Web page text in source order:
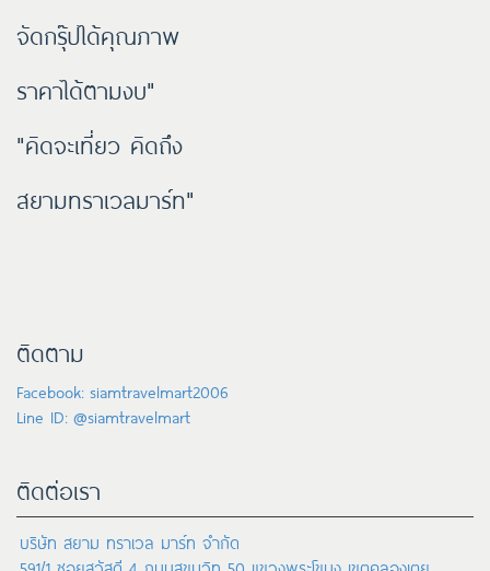
จัดกรุ๊ปได้คุณภาพ
ราคาได้ตามงบ"
"คิดจะเที่ยว คิดถึง
สยามทราเวลมาร์ท"
ติดตาม
Facebook: siamtravelmart2006
Line ID: @siamtravelmart
ติดต่อเรา
บริษัท สยาม ทราเวล มาร์ท จำกัด